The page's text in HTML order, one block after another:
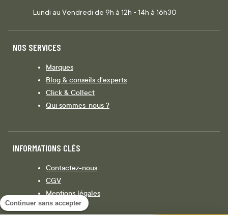
Continuer sans accepter
Lundi au Vendredi de 9h à 12h - 14h à 16h30
NOS SERVICES
Marques
Blog & conseils d'experts
Click & Collect
Qui sommes-nous ?
INFORMATIONS CLÉS
Contactez-nous
CGV
Mentions légales
Législation